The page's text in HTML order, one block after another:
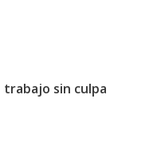
sin culpa